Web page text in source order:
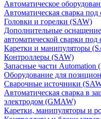
Автоматическое
Автоматическая сварка
Головки и горелки (SAW)
Дополнительные
автоматической сварки
Каретки и манипуляторы
Контроллеры (SAW)
Запасные части Automation
Оборудование для
Сварочные источники
Автоматическая сварка в
электродом (GMAW)
Каретки, манипуляторы и